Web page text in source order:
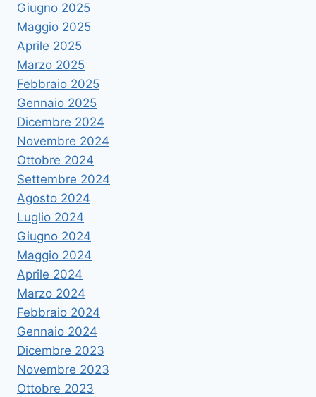
Giugno 2025
Maggio 2025
Aprile 2025
Marzo 2025
Febbraio 2025
Gennaio 2025
Dicembre 2024
Novembre 2024
Ottobre 2024
Settembre 2024
Agosto 2024
Luglio 2024
Giugno 2024
Maggio 2024
Aprile 2024
Marzo 2024
Febbraio 2024
Gennaio 2024
Dicembre 2023
Novembre 2023
Ottobre 2023